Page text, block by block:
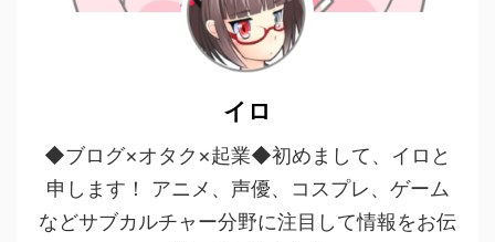
イロ
◆ブログ×オタク×起業◆初めまして、イロと
申します！ アニメ、声優、コスプレ、ゲーム
などサブカルチャー分野に注目して情報をお伝